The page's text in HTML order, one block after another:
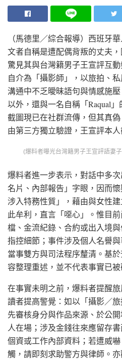
（馬德里／綜合報導）西班牙
文者自稱是遭配偶背叛的丈夫
驚見其與台灣籍男子王宣評互
自介為「攝影師」，以旅拍、
溝通中不乏曖昧語句與情感施
以外，還與一名自稱「Raqual
截圖現已在社群流傳，但其真
由第三方獨立驗證，王宣評本
(爆料者曝光台灣籍男子王宣評語妻
爆料者進一步表示，對話中多
名片、內部報告」字眼，因而
涉入特務性質」，藉由與女性
此牟利，直言「噁心」。惟目
檔、金流紀錄、合約或出入境
指控細節；事件涉及個人名譽
當事雙方與司法程序釐清。基
容整理重述，並不代表事實已被
在事實未明之前，爆料者提醒
讀者提高警覺：如以「攝影／
先審核身分與作品來源、於公
人在場；涉及金錢往來應留存
個資或工作內部資料；若遭威
觸，請即刻求助警方與律師。